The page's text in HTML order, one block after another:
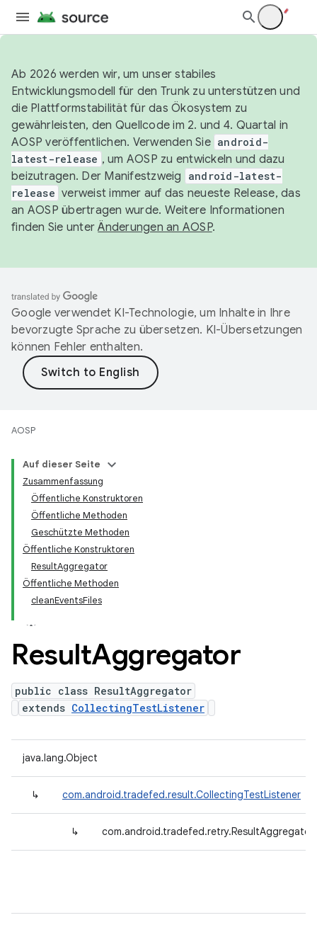
Ab 2026 werden wir, um unser stabiles
Entwicklungsmodell für den Trunk zu unterstützen und
die Plattformstabilität für das Ökosystem zu
gewährleisten, den Quellcode im 2. und 4. Quartal in
AOSP veröffentlichen. Verwenden Sie android-
latest-release , um AOSP zu entwickeln und dazu
beizutragen. Der Manifestzweig
android-latest-
release verweist immer auf das neueste Release, das
an AOSP übertragen wurde. Weitere Informationen
finden Sie unterÄnderungen an AOSP.
Google verwendet KI-Technologie, um Inhalte in Ihre
bevorzugte Sprache zu übersetzen. KI-Übersetzungen
können Fehler enthalten.
AOSP
Auf dieser Seite
Zusammenfassung
Öffentliche Konstruktoren
Öffentliche Methoden
Geschützte Methoden
Öffentliche Konstruktoren
ResultAggregator
Öffentliche Methoden
cleanEventsFiles
ResultAggregator
public class ResultAggregator
extends CollectingTestListener
java.lang.Object
↳ com.android.tradefed.result.CollectingTestListener
↳ com.android.tradefed.retry.ResultAggregator